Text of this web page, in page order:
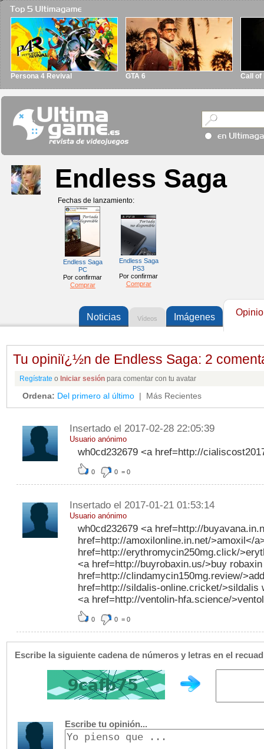
Persona 4 Revival GTA 6 Call of
Endless Saga
Fechas de lanzamiento:
Endless Saga
PC
Por confirmar
Comprar
Endless Saga
PS3
Por confirmar
Comprar
Noticias Vídeos Imágenes
Tu opiniï¿½n de Endless Saga: 2
Regístrate o Iniciar sesión para comentar con tu avatar
Ordena: Del primero al último | Más Recientes
Insertado el 2017-02-28 22:05:39
Usuario anónimo
wh0cd232679 <a href=http://
0 0 = 0
Insertado el 2017-01-21 01:53:14
Usuario anónimo
wh0cd232679 <a href=http://
href=http://amoxilonline.in.net/>amoxil</
href=http://erythromycin250mg.click/
<a href=http://buyrobaxin.us/>buy
href=http://clindamycin150mg.review/
href=http://sildalis-online.cricket/>sildalis
<a href=http://ventolin-hfa.science/
0 0 = 0
Escribe la siguiente cadena de números y letras en el
Escribe tu opinión...